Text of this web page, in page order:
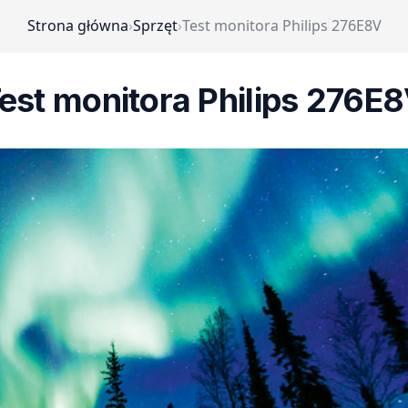
Strona główna›Sprzęt›Test monitora Philips 276E8V
monitora Philips